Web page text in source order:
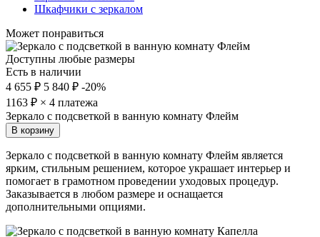
Шкафчики с зеркалом
Может понравиться
Доступны любые размеры
Есть в наличии
4 655 ₽ 5 840 ₽ -20%
1163 ₽ × 4 платежа
Зеркало с подсветкой в ванную комнату Флейм
В корзину
Зеркало с подсветкой в ванную комнату Флейм является
ярким, стильным решением, которое украшает интерьер и
помогает в грамотном проведении уходовых процедур.
Заказывается в любом размере и оснащается
дополнительными опциями.